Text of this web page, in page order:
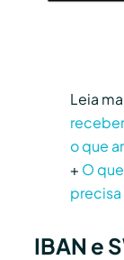
Leia
o que
+ O
precisa
IBAN e